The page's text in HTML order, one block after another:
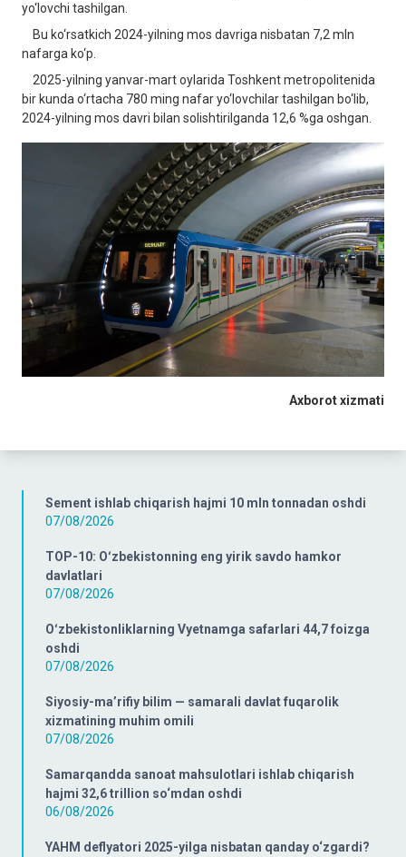
Sement ishlab chiqarish hajmi 10 mln tonnadan oshdi
07/08/2026
TOP-10: Oʻzbekistonning eng yirik savdo hamkor
davlatlari
07/08/2026
Oʻzbekistonliklarning Vyetnamga safarlari 44,7 foizga
oshdi
07/08/2026
Siyosiy-ma’rifiy bilim — samarali davlat fuqarolik
xizmatining muhim omili
07/08/2026
Samarqandda sanoat mahsulotlari ishlab chiqarish
hajmi 32,6 trillion so‘mdan oshdi
06/08/2026
YAHM deflyatori 2025-yilga nisbatan qanday o‘zgardi?
yo‘lovchi tashilgan.
Bu ko‘rsatkich 2024-yilning mos davriga nisbatan 7,2 mln
nafarga ko‘p.
2025-yilning yanvar-mart oylarida Toshkent metropolitenida
bir kunda o‘rtacha 780 ming nafar yo‘lovchilar tashilgan bo‘lib,
2024-yilning mos davri bilan solishtirilganda 12,6 %ga oshgan.
Axborot xizmati